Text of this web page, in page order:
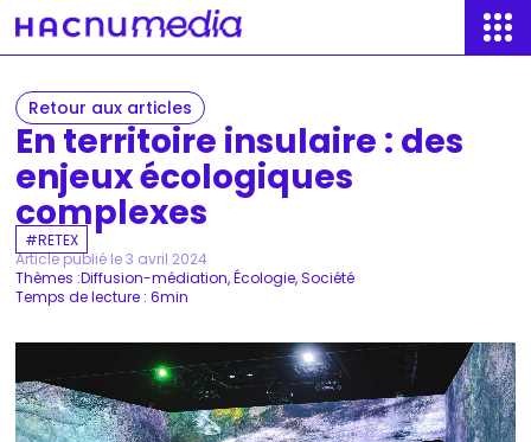
Retour aux articles
En territoire insulaire : des
enjeux écologiques
complexes
RETEX
Article publié le 3 avril 2024
Thèmes :Diffusion-médiation Écologie Société
Temps de lecture : 6min